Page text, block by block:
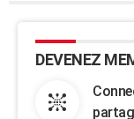
DEVENEZ